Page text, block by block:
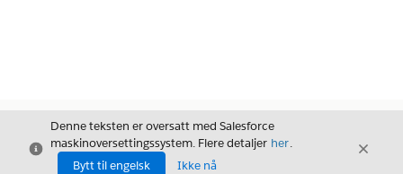
Avslutt
Denne teksten er oversatt med Salesforce
maskinoversettingssystem. Flere detaljer her.
Bytt til engelsk
Ikke nå
Avslutt